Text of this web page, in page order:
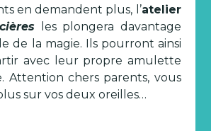
en demandent plus, l’atelier
les plongera davantage
de la magie. Ils pourront ainsi
avec leur propre amulette
Attention chers parents, vous
sur vos deux oreilles…